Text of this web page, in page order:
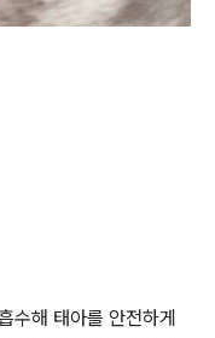
수해 태아를 안전하게